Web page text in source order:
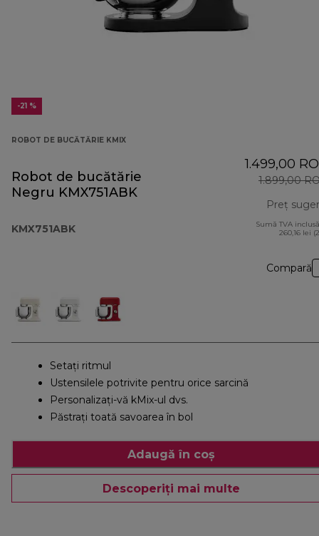
-21 %
ROBOT DE BUCĂTĂRIE KMIX
Robot de bucătărie
Negru KMX751ABK
KMX751ABK
1.499,00
1.899,00
Preț
Sumă TVA
260,16 lei
Compară
Setați ritmul
Ustensilele potrivite pentru orice sarcină
Personalizați-vă kMix-ul dvs.
Păstrați toată savoarea în bol
Adaugă în coș
Descoperiți mai multe